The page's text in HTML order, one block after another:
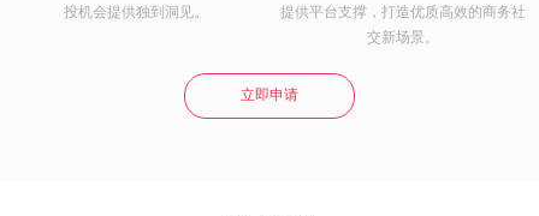
投机会提供独到洞见。
提供平台支撑，打造优质高效的商务社
交新场景。
立即申请